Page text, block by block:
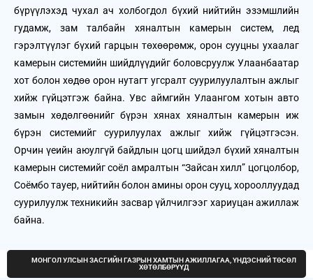
бүрүүлэхэд чухал ач холбогдол бүхий нийтийн эзэмшлийн
гудамж, зам талбайн хяналтын камерын систем, лед
гэрэлтүүлэг бүхий гарцын төхөөрөмж, орон сууцны ухаалаг
камерын системийн шийдлүүдийг боловсруулж Улаанбаатар
хот болон хөдөө орон нутагт угсралт суурилуулалтын ажлыг
хийж гүйцэтгэж байна. Увс аймгийн Улаангом хотын авто
замын хөдөлгөөнийг бүрэн хянах хяналтын камерын иж
бүрэн системийг суурилуулах ажлыг хийж гүйцэтгэсэн.
Орчин үеийн аюулгүй байдлын цогц шийдэл бүхий хяналтын
камерын системийг соёл амралтын “Зайсан хилл” цогцолбор,
Соёмбо тауер, нийтийн болон амины орон сууц, хорооллуудад
суурилуулж техникийн засвар үйлчилгээг хариуцан ажиллаж
байна.
МОНГОЛ УЛСЫН ЗАСГИЙН ГАЗРЫН ХАМТЫН АЖИЛЛАГАА, ҮНДЭСНИЙ ТӨСӨЛ
ХӨТӨЛБӨРҮҮД